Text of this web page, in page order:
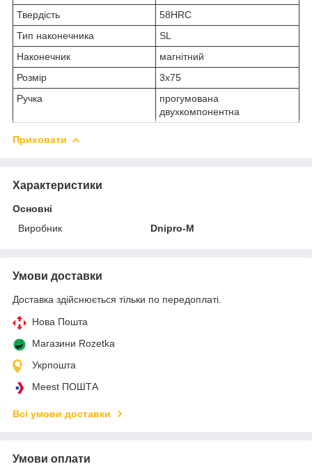
Твердість
58HRC
Тип наконечника
SL
Наконечник
магнітний
Розмір
3х75
Ручка
прогумована
двухкомпонентна
Приховати
Характеристики
Основні
Виробник
Dnipro-M
Умови доставки
Доставка здійснюється тільки по передоплаті.
Нова Пошта
Магазини Rozetka
Укрпошта
Meest ПОШТА
Всі умови доставки
Умови оплати